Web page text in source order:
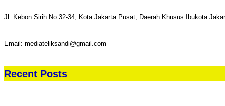
Jl. Kebon Sirih No.32-34, Kota Jakarta Pusat, Daerah Khusus Ibukota
Email: mediateliksandi@gmail.com
Recent Posts